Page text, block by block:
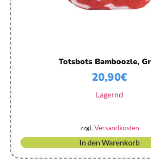
Totsbots Bamboozle,
20,90€
Lagernd
zzgl.Versandkosten
In den Warenkorb